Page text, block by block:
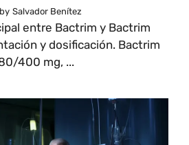
by Salvador Benítez
entre Bactrim y Bactrim
y dosificación. Bactrim
400 mg, ...